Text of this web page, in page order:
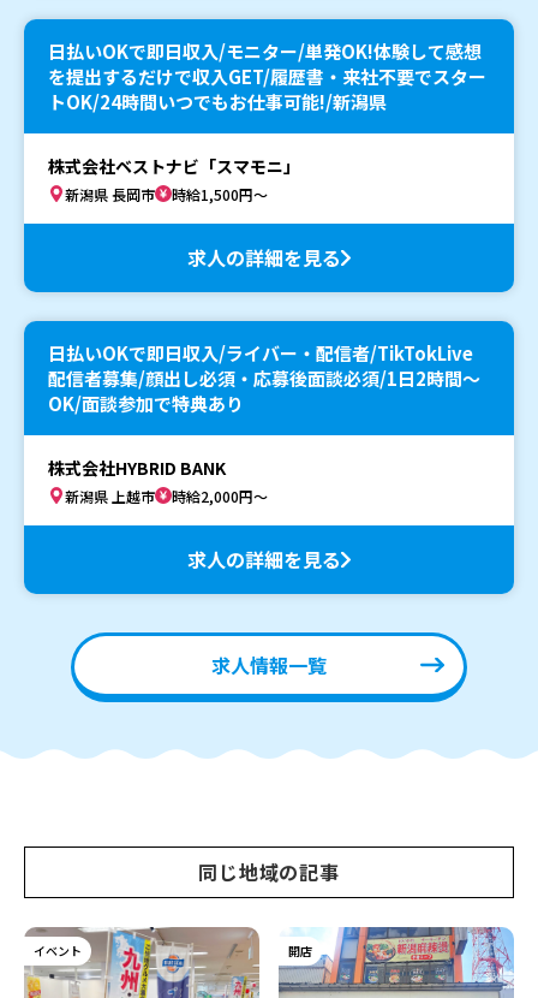
日払いOKで即日収入/モニター/単発OK!体験して感想
を提出するだけで収入GET/履歴書・来社不要でスター
トOK/24時間いつでもお仕事可能!/新潟県
株式会社ベストナビ「スマモニ」
新潟県 長岡市 時給1,500円～
求人の詳細を見る
日払いOKで即日収入/ライバー・配信者/TikTokLive
配信者募集/顔出し必須・応募後面談必須/1日2時間〜
OK/面談参加で特典あり
株式会社HYBRID BANK
新潟県 上越市 時給2,000円～
求人の詳細を見る
求人情報一覧
同じ地域の記事
イベント 開店